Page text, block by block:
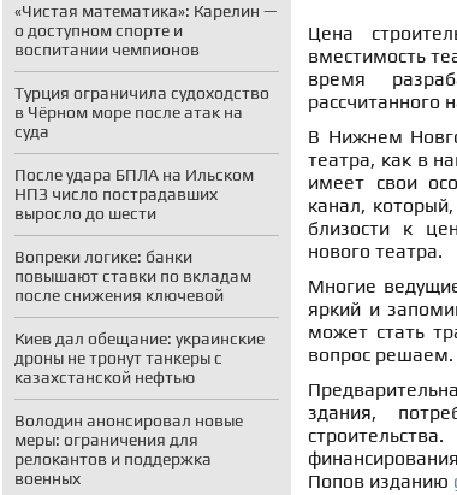
«Чистая математика»: Карелин —
о доступном спорте и
воспитании чемпионов
Турция ограничила судоходство
в Чёрном море после атак на
суда
После удара БПЛА на Ильском
НПЗ число пострадавших
выросло до шести
Вопреки логике: банки
повышают ставки по вкладам
после снижения ключевой
Киев дал обещание: украинские
дроны не тронут танкеры с
казахстанской нефтью
Володин анонсировал новые
меры: ограничения для
релокантов и поддержка
военных
Цена
вместимость
время
рассчитанного
В Нижнем
театра, как в
имеет свои
канал,
близости к
нового театра.
Многие
яркий и
может стать
вопрос решаем.
здания,
Попов изданию